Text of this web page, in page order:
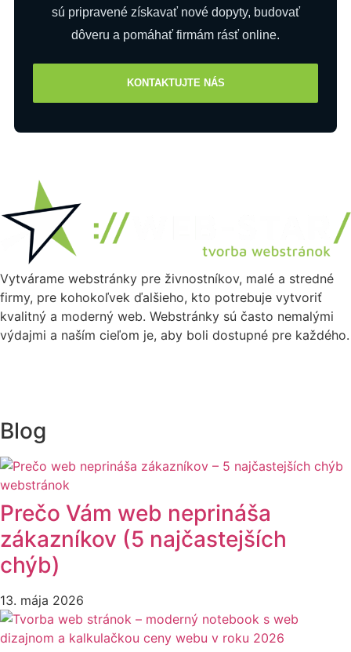
sú pripravené získavať nové dopyty, budovať
dôveru a pomáhať firmám rásť online.
KONTAKTUJTE NÁS
Vytvárame webstránky pre živnostníkov, malé a stredné
firmy, pre kohokoľvek ďalšieho, kto potrebuje vytvoriť
kvalitný a moderný web. Webstránky sú často nemalými
výdajmi a naším cieľom je, aby boli dostupné pre každého.
Blog
Prečo Vám web neprináša
zákazníkov (5 najčastejších
chýb)
13. mája 2026